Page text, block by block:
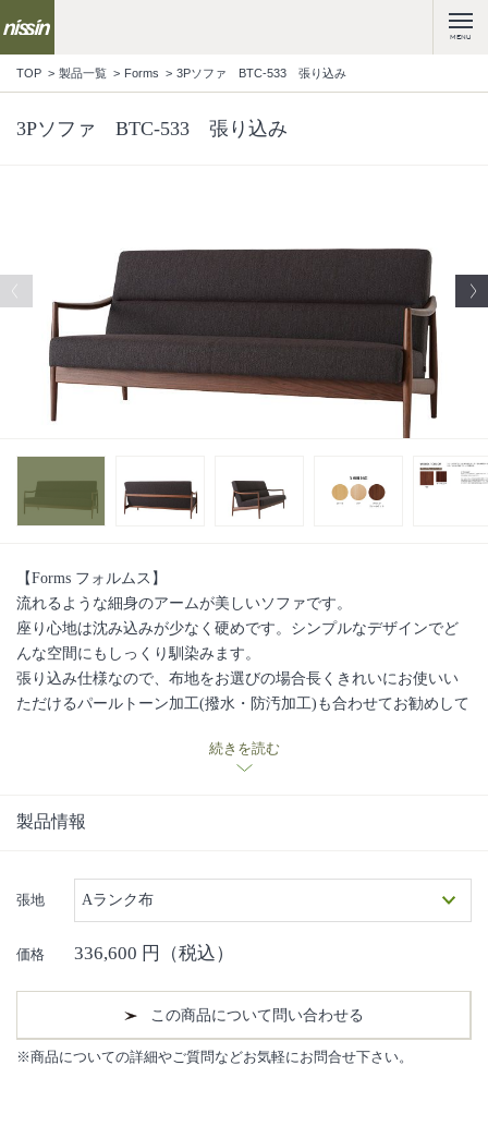
MENU
TOP 製品一覧 Forms 3Pソファ BTC-533 張り込み
3Pソファ BTC-533 張り込み
【Forms フォルムス】
流れるような細身のアームが美しいソファです。
座り心地は沈み込みが少なく硬めです。シンプルなデザインでど
んな空間にもしっくり馴染みます。
張り込み仕様なので、布地をお選びの場合長くきれいにお使いい
ただけるパールトーン加工(撥水・防汚加工)も合わせてお勧めして
オーク・ブナ・ブラックウォールナットの3樹種対応
続きを読む
製品情報
張地 Aランク布
価格 336,600 円（税込）
この商品について問い合わせる
※商品についての詳細やご質問などお気軽にお問合せ下さい。